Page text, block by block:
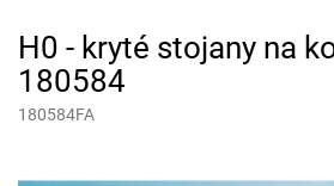
H0 - kryté stojany na
180584
180584FA